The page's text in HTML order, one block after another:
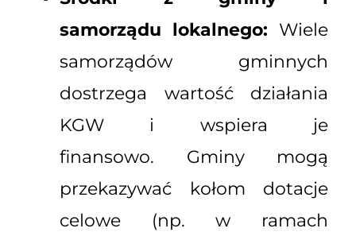
samorządu lokalnego: Wiele
samorządów gminnych
dostrzega wartość działania
KGW i wspiera je
finansowo. Gminy mogą
przekazywać kołom dotacje
celowe (np. w ramach